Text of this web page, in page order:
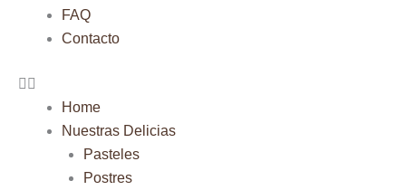
FAQ
Contacto
Home
Nuestras Delicias
Pasteles
Postres